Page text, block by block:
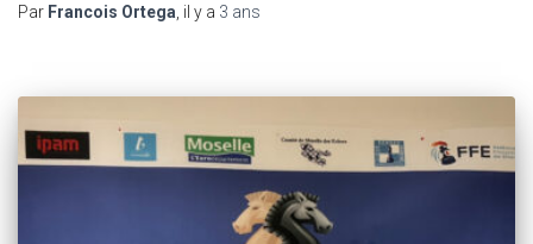
Par Francois Ortega , il y a 3 ans